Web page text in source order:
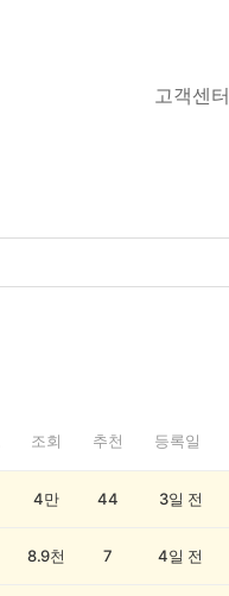
고객센터
조회 추천 등록일
4만 44 3일 전
8.9천 7 4일 전